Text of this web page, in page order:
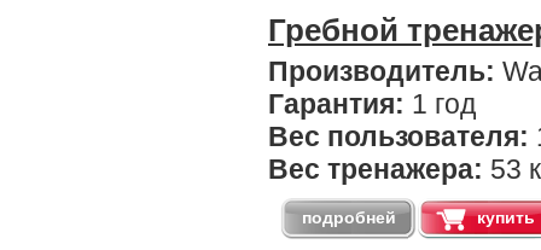
Гребной
Производитель:
Гарантия: 1 год
Вес пользователя:
Вес тренажера: 53
подробней купить